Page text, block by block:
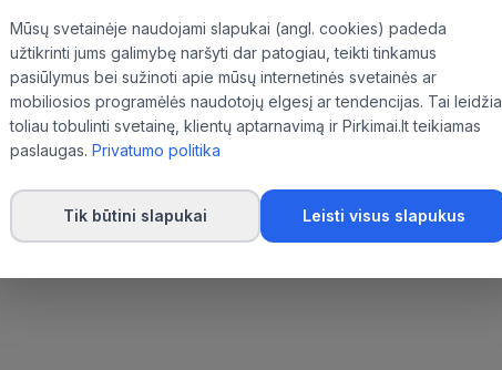
Mūsų svetainėje naudojami slapukai (angl. cookies) padeda
užtikrinti jums galimybę naršyti dar patogiau, teikti tinkamus
pasiūlymus bei sužinoti apie mūsų internetinės svetainės ar
mobiliosios programėlės naudotojų elgesį ar tendencijas. Tai leidžia
toliau tobulinti svetainę, klientų aptarnavimą ir Pirkimai.lt teikiamas
paslaugas. Privatumo politika
Tik būtini slapukai Leisti visus slapukus